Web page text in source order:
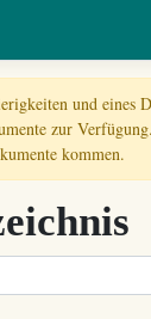
und eines
zur
kommen.